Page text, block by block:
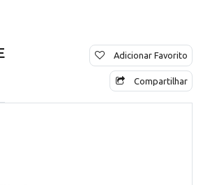
Adicionar Favorito
Compartilhar